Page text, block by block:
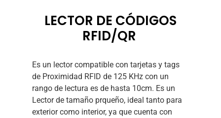
LECTOR DE CÓDIGOS
RFID/QR
Es un lector compatible con tarjetas y tags
de Proximidad RFID de 125 KHz con un
rango de lectura es de hasta 10cm. Es un
Lector de tamaño prqueño, ideal tanto para
exterior como interior, ya que cuenta con